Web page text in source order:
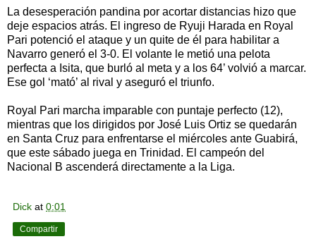
La desesperación pandina por acortar distancias hizo que
deje espacios atrás. El ingreso de Ryuji Harada en Royal
Pari potenció el ataque y un quite de él para habilitar a
Navarro generó el 3-0. El volante le metió una pelota
perfecta a Isita, que burló al meta y a los 64’ volvió a marcar.
Ese gol ‘mató’ al rival y aseguró el triunfo.
Royal Pari marcha imparable con puntaje perfecto (12),
mientras que los dirigidos por José Luis Ortiz se quedarán
en Santa Cruz para enfrentarse el miércoles ante Guabirá,
que este sábado juega en Trinidad. El campeón del
Nacional B ascenderá directamente a la Liga.
Dick at 0:01
Compartir